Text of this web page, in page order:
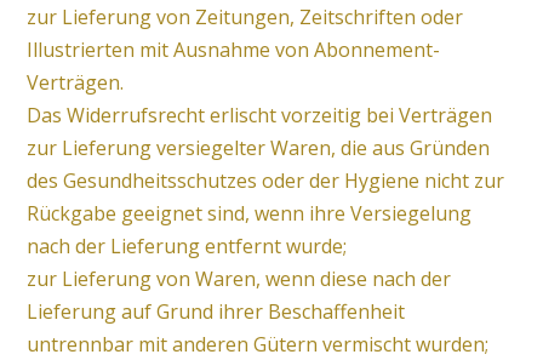
zur Lieferung von Zeitungen, Zeitschriften oder
Illustrierten mit Ausnahme von Abonnement-
Verträgen.
Das Widerrufsrecht erlischt vorzeitig bei Verträgen
zur Lieferung versiegelter Waren, die aus Gründen
des Gesundheitsschutzes oder der Hygiene nicht zur
Rückgabe geeignet sind, wenn ihre Versiegelung
nach der Lieferung entfernt wurde;
zur Lieferung von Waren, wenn diese nach der
Lieferung auf Grund ihrer Beschaffenheit
untrennbar mit anderen Gütern vermischt wurden;